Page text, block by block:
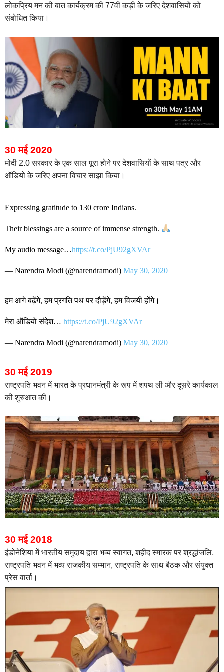
लोकप्रिय मन की बात कार्यक्रम की 77वीं कड़ी के जरिए देशवासियों को
संबोधित किया।
30 मई 2020
मोदी 2.0 सरकार के एक साल पूरा होने पर देशवासियों के साथ पत्र और
ऑडियो के जरिए अपना विचार साझा किया।
Expressing gratitude to 130 crore Indians.
Their blessings are a source of immense strength.
My audio message…https://t.co/PjU92gXVAr
— Narendra Modi (@narendramodi) May 30, 2020
हम आगे बढ़ेंगे, हम प्रगति पथ पर दौड़ेंगे, हम विजयी होंगे।
मेरा ऑडियो संदेश… https://t.co/PjU92gXVAr
— Narendra Modi (@narendramodi) May 30, 2020
30 मई 2019
राष्ट्रपति भवन में भारत के प्रधानमंत्री के रूप में शपथ ली और दूसरे कार्यकाल
की शुरुआत की।
30 मई 2018
इंडोनेशिया में भारतीय समुदाय द्वारा भव्य स्वागत,शहीद स्मारक पर श्रद्धांजलि,
राष्ट्रपति भवन में भव्य राजकीय सम्मान,राष्ट्रपति के साथ बैठक और संयुक्त
प्रेस वार्ता।